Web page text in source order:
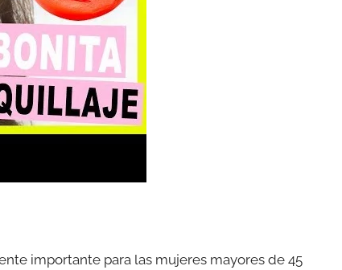
importante para las mujeres mayores de 45